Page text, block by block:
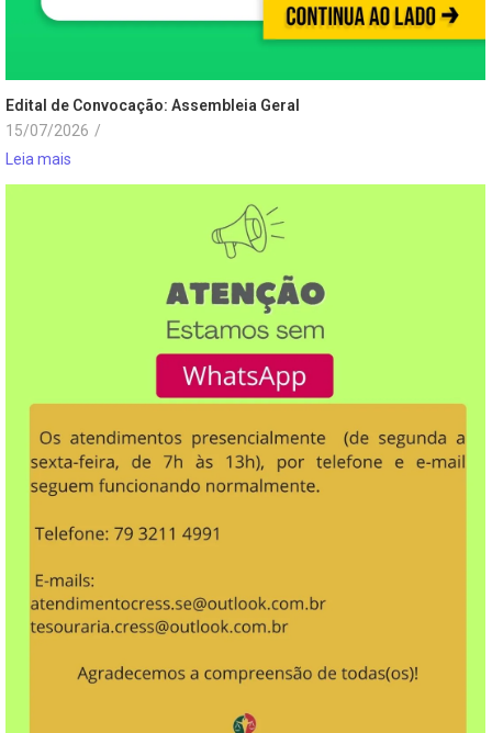
Edital de Convocação: Assembleia Geral
15/07/2026 /
Leia mais